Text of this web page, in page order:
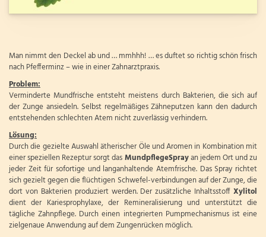
Man nimmt den Deckel ab und … mmhhh! … es duftet so richtig schön frisch
nach Pfefferminz – wie in einer Zahnarztpraxis.
Problem:
Verminderte Mundfrische entsteht meistens durch Bakterien, die sich auf
der Zunge ansiedeln. Selbst regelmäßiges Zähneputzen kann den dadurch
entstehenden schlechten Atem nicht zuverlässig verhindern.
Lösung:
Durch die gezielte Auswahl ätherischer Öle und Aromen in Kombination mit
einer speziellen Rezeptur sorgt dasMundpflegeSprayan jedem Ort und zu
jeder Zeit für sofortige und langanhaltende Atemfrische. Das Spray richtet
sich gezielt gegen die flüchtigen Schwefel-verbindungen auf der Zunge, die
dort von Bakterien produziert werden. Der zusätzliche Inhaltsstoff Xylitol
dient der Kariesprophylaxe, der Remineralisierung und unterstützt die
tägliche Zahnpflege. Durch einen integrierten Pumpmechanismus ist eine
zielgenaue Anwendung auf dem Zungenrücken möglich.